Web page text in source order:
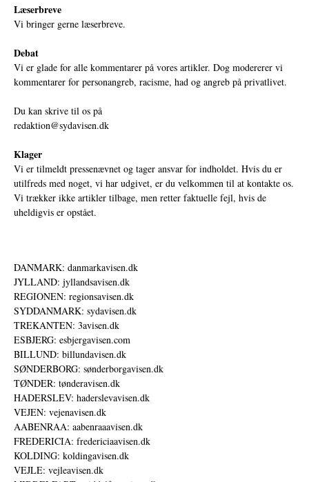
Læserbreve
Vi bringer gerne læserbreve.
Debat
Vi er glade for alle kommentarer på vores artikler. Dog modererer vi
kommentarer for personangreb, racisme, had og angreb på privatlivet.
Du kan skrive til os på
redaktion@sydavisen.dk
Klager
Vi er tilmeldt pressenævnet og tager ansvar for indholdet. Hvis du er
utilfreds med noget, vi har udgivet, er du velkommen til at kontakte os.
Vi trækker ikke artikler tilbage, men retter faktuelle fejl, hvis de
uheldigvis er opstået.
DANMARK: danmarkavisen.dk
JYLLAND: jyllandsavisen.dk
REGIONEN: regionsavisen.dk
SYDDANMARK: sydavisen.dk
TREKANTEN: 3avisen.dk
ESBJERG: esbjergavisen.com
BILLUND: billundavisen.dk
SØNDERBORG: sønderborgavisen.dk
TØNDER: tønderavisen.dk
HADERSLEV: haderslevavisen.dk
VEJEN: vejenavisen.dk
AABENRAA: aabenraaavisen.dk
FREDERICIA: fredericiaavisen.dk
KOLDING: koldingavisen.dk
VEJLE: vejleavisen.dk